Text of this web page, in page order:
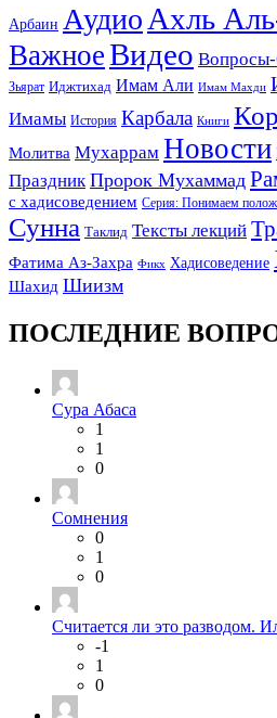
Арбаин Аудио Ахль
ВажноеВидео
Зьярат Иджтихад Имам Али Имам Махди
Имамы История Карбала Книги
Молитва Мухаррам Новости
Праздник Пророк Мухаммад
с хадисоведением Серия: Понимаем
Сунна Таклид Тексты лекций
Фатима Аз-Захра Фикх Хадисоведение
Шахид Шиизм
ПОСЛЕДНИЕ
Сура Абаса
1
1
0
Сомнения
0
1
0
Считается ли это разводом.
-1
1
0